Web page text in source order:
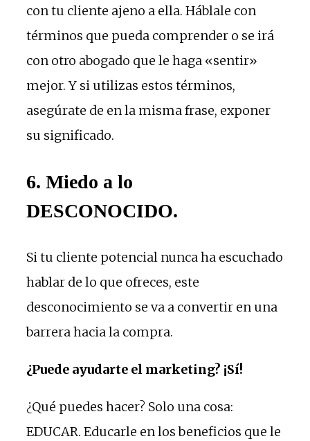
con tu cliente ajeno a ella. Háblale con
términos que pueda comprender o se irá
con otro abogado que le haga «sentir»
mejor. Y si utilizas estos términos,
asegúrate de en la misma frase, exponer
su significado.
6. Miedo a lo
DESCONOCIDO.
Si tu cliente potencial nunca ha escuchado
hablar de lo que ofreces, este
desconocimiento se va a convertir en una
barrera hacia la compra.
¿Puede ayudarte el marketing? ¡Sí!
¿Qué puedes hacer? Solo una cosa:
EDUCAR. Educarle en los beneficios que le